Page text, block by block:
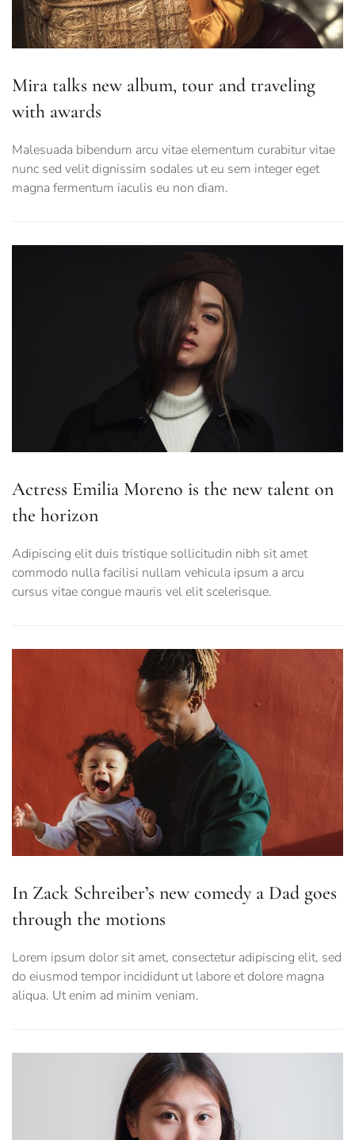
Mira talks new album, tour and traveling
with awards
Malesuada bibendum arcu vitae elementum curabitur vitae
nunc sed velit dignissim sodales ut eu sem integer eget
magna fermentum iaculis eu non diam.
Actress Emilia Moreno is the new talent on
the horizon
Adipiscing elit duis tristique sollicitudin nibh sit amet
commodo nulla facilisi nullam vehicula ipsum a arcu
cursus vitae congue mauris vel elit scelerisque.
In Zack Schreiber’s new comedy a Dad goes
through the motions
Lorem ipsum dolor sit amet, consectetur adipiscing elit, sed
do eiusmod tempor incididunt ut labore et dolore magna
aliqua. Ut enim ad minim veniam.